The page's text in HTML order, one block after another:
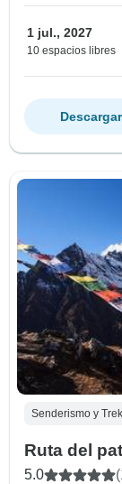
1 jul., 2027
10 espacios libres
Senderismo y
Ruta del
5.0